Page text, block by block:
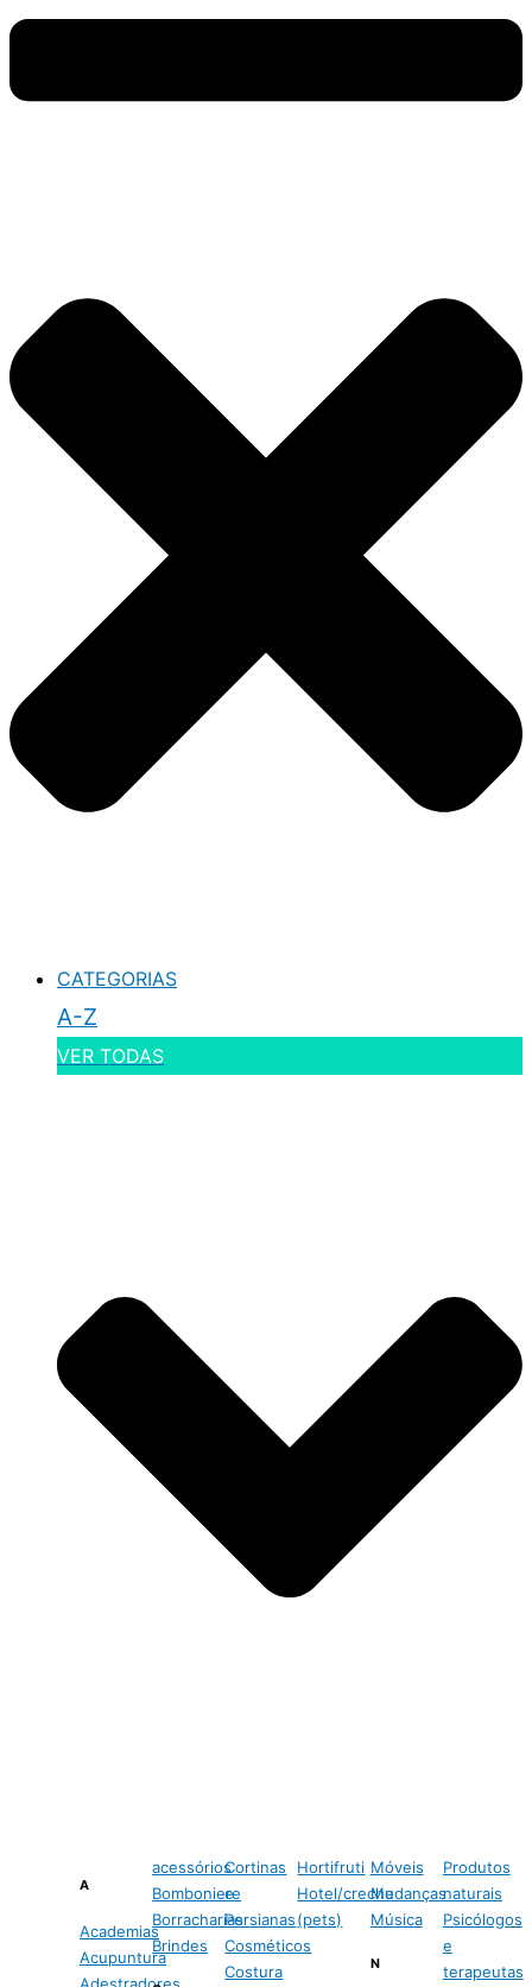
CATEGORIAS
A-Z
VER TODAS
A
Academias
Acupuntura
acessórios
Bomboniere
Borracharias
Brindes
Cortinas
e
Persianas
Cosméticos
Costura
Hortifruti
Hotel/creche
(pets)
Móveis
Mudanças
Música
N
Produtos
naturais
Psicólogos
e
terapeutas